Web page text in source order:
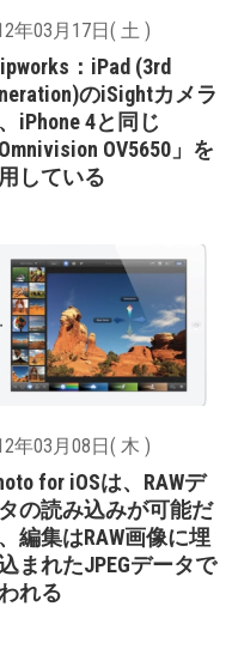
年03月17日( 土 )
：iPad (3rd
のiSightカメラ
iPhone 4と同じ
Omnivision OV5650」を
している
年03月08日( 木 )
for iOSは、RAWデ
の読み込みが可能だ
編集はRAW画像に埋
まれたJPEGデータで
れる